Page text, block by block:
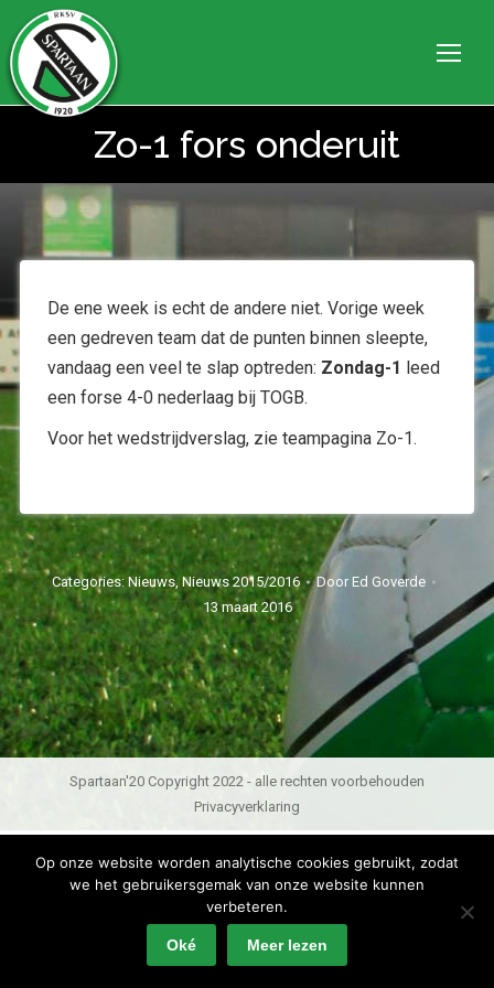
Zo-1 fors onderuit
Je bent hier:
De ene week is echt de andere niet. Vorige week
een gedreven team dat de punten binnen sleepte,
vandaag een veel te slap optreden: Zondag-1 leed
een forse 4-0 nederlaag bij TOGB.
Voor het wedstrijdverslag, zie teampagina Zo-1.
Categories: Nieuws, Nieuws 2015/2016 Door Ed Goverde
13 maart 2016
Spartaan'20 Copyright 2022 - alle rechten voorbehouden
Privacyverklaring
Op onze website worden analytische cookies gebruikt, zodat
we het gebruikersgemak van onze website kunnen
verbeteren.
Oké Meer lezen